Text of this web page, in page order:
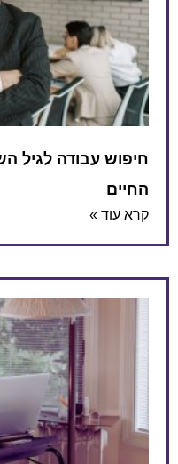
חיפוש עבודה לגיל
החיים
קרא עוד »